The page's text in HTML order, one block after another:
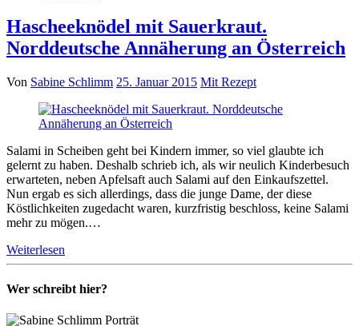
Hascheeknödel mit Sauerkraut.
Norddeutsche Annäherung an Österreich
Von Sabine Schlimm 25. Januar 2015 Mit Rezept
Salami in Scheiben geht bei Kindern immer, so viel glaubte ich
gelernt zu haben. Deshalb schrieb ich, als wir neulich Kinderbesuch
erwarteten, neben Apfelsaft auch Salami auf den Einkaufszettel.
Nun ergab es sich allerdings, dass die junge Dame, der diese
Köstlichkeiten zugedacht waren, kurzfristig beschloss, keine Salami
mehr zu mögen.…
Weiterlesen
Wer schreibt hier?